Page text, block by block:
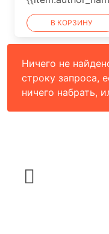
В КОРЗИНУ
Ничего не
строку запроса,
ничего набрать,